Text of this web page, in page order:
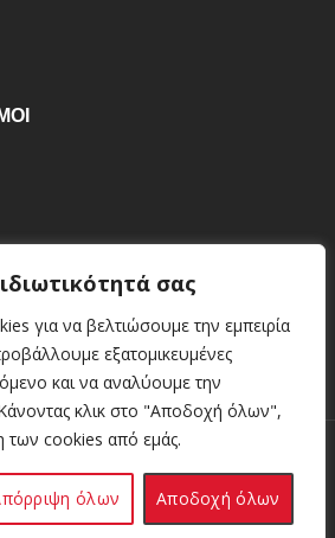
σας
για να βελτιώσουμε την εμπειρία
εξατομικευμένες
και να αναλύουμε την
κλικ στο "Αποδοχή όλων",
των cookies από εμάς.
όλων Αποδοχή όλων
BY Kerinoshop.gr
. Ελληνική Βιοτεχνία
Κεριών.